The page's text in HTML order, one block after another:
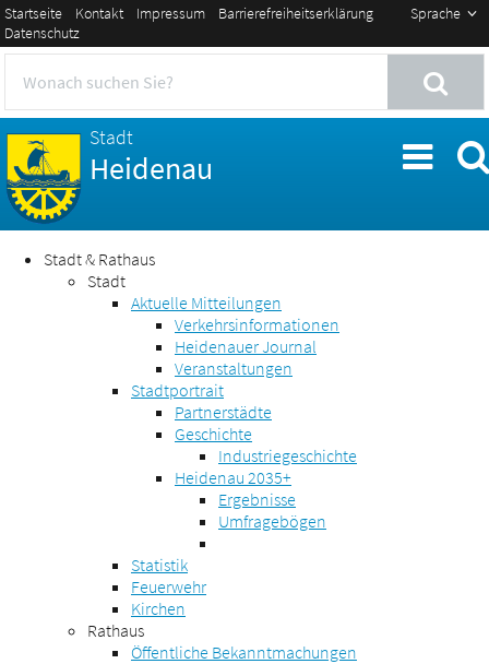
Sprache
Startseite Kontakt Impressum
Barrierefreiheitserklärung
Datenschutz
Stadt
Heidenau
Stadt & Rathaus
Stadt
Aktuelle Mitteilungen
Verkehrsinformationen
Heidenauer Journal
Veranstaltungen
Stadtportrait
Partnerstädte
Geschichte
Industriegeschichte
Heidenau 2035+
Ergebnisse
Umfragebögen
Statistik
Feuerwehr
Kirchen
Rathaus
Öffentliche Bekanntmachungen